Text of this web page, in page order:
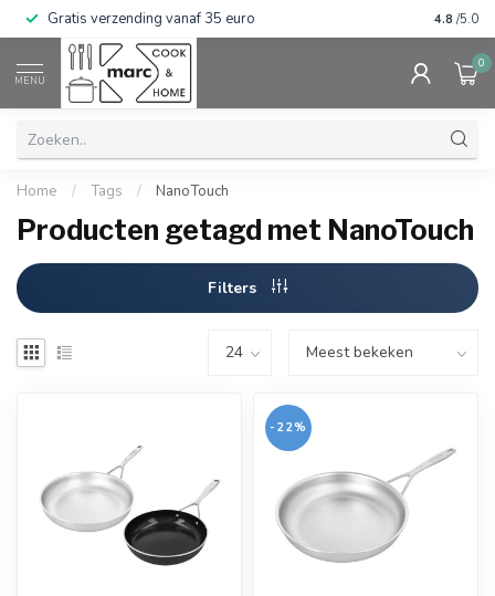
Gratis verzending vanaf 35 euro 4.8 /5.0
MENU
0
Home / Tags / NanoTouch
Producten getagd met NanoTouch
Filters
-22%